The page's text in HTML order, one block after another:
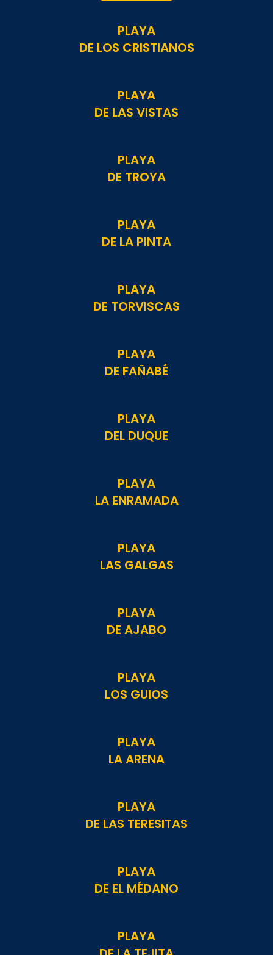
PLAYA
DE LOS CRISTIANOS
PLAYA
DE LAS VISTAS
PLAYA
DE TROYA
PLAYA
DE LA PINTA
PLAYA
DE TORVISCAS
PLAYA
DE FAÑABÉ
PLAYA
DEL DUQUE
PLAYA
LA ENRAMADA
PLAYA
LAS GALGAS
PLAYA
DE AJABO
PLAYA
LOS GUIOS
PLAYA
LA ARENA
PLAYA
DE LAS TERESITAS
PLAYA
DE EL MÉDANO
PLAYA